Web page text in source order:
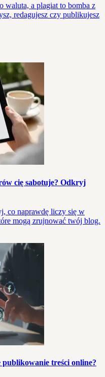
waluta, a plagiat to bomba z
redagujesz czy publikujesz
cię sabotuje? Odkryj
co naprawdę liczy się w
mogą zrujnować twój blog.
treści online?